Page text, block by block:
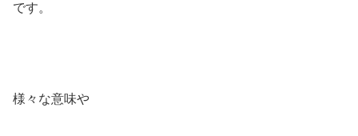
です。
様々な意味や